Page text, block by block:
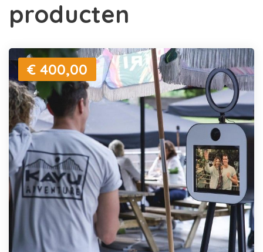
producten
€ 400,00